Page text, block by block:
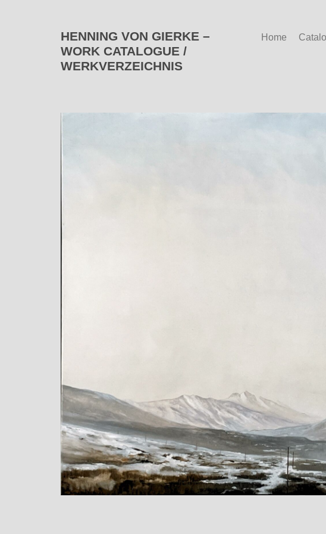
HENNING VON GIERKE –
WORK CATALOGUE /
WERKVERZEICHNIS
Home